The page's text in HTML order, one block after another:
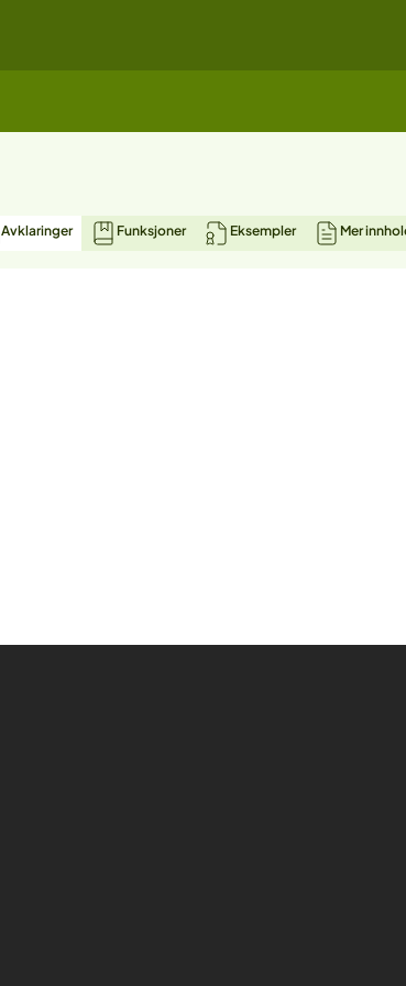
Avklaringer Funksjoner Eksempler Mer